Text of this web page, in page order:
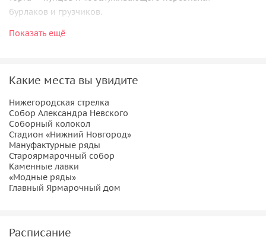
бурлаков и грузчиков.
Мы посетим великолепный Староярмарочный собор,
стрелки (место слияния Оки и Волги). Там же находится
Александра Невского.
Экскурсия для любого времени года — атмосферная и
эмоциональная!
Показать ещё
Какие места вы увидите
Нижегородская стрелка
Собор Александра Невского
Соборный колокол
Стадион «Нижний Новгород»
Мануфактурные ряды
Староярмарочный собор
Каменные лавки
«Модные ряды»
Главный Ярмарочный дом
Расписание